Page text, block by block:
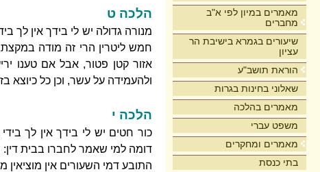
מאמרים במיון לפי א"ב
מחברים
שיעורים בגמרא בישיבת הר
עציון
הוראת תושב"ע
שאלוני בחינות בגרות
מאמרים בהלכה
משפט עברי
מאמרים ומחקרים
בתי כנסת
הלכה ט
מנורה גדולה יש לי בידך אין לך
חמש ליטרין הרי זה מודה
אזור קטן פטור, אבל אם טענו
ולהעמידה על עשר, וכן כל כיוצא
הלכה י
כור חטים יש לי בידך אין לך
דומה למי שאמר לחברו בבית דין:
התובע דמי השעורים אין מוציאין